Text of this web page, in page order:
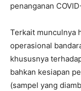
penanganan
Terkait munculnya
operasional
khususnya
bahkan kesiapan
(sampel yang